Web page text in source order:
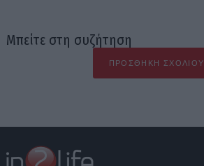
Μπείτε στη συζήτηση
ΠΡΟΣΘΉΚΗ ΣΧΟΛΊΟΥ